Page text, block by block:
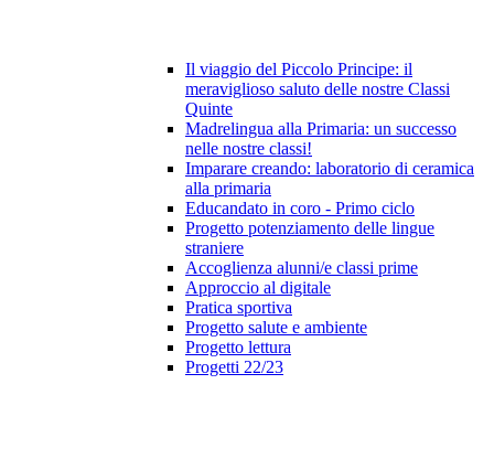
Il viaggio del Piccolo Principe: il
meraviglioso saluto delle nostre Classi
Quinte
Madrelingua alla Primaria: un successo
nelle nostre classi!
Imparare creando: laboratorio di ceramica
alla primaria
Educandato in coro - Primo ciclo
Progetto potenziamento delle lingue
straniere
Accoglienza alunni/e classi prime
Approccio al digitale
Pratica sportiva
Progetto salute e ambiente
Progetto lettura
Progetti 22/23